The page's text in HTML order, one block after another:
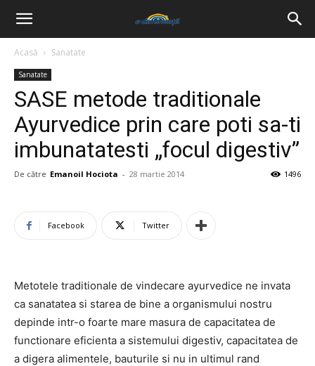
Acasă Sanatate
Sanatate
SASE metode traditionale
Ayurvedice prin care poti sa-ti
imbunatatesti „focul digestiv”
De către Emanoil Hociota - 28 martie 2014 1496
Facebook Twitter
Metotele traditionale de vindecare ayurvedice ne invata
ca sanatatea si starea de bine a organismului nostru
depinde intr-o foarte mare masura de capacitatea de
functionare eficienta a sistemului digestiv, capacitatea de
a digera alimentele, bauturile si nu in ultimul rand